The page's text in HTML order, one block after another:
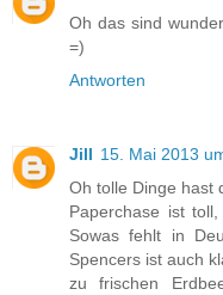
Oh das sind
=)
Antworten
Jill 15. Mai 2013
Oh tolle Dinge hast
Paperchase ist
Sowas fehlt in
Spencers ist auch
zu frischen